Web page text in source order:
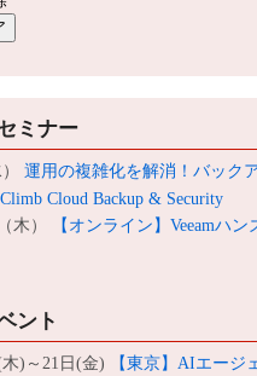
ミナー
運用の複雑化を解消！バック
Cloud Backup & Security
木）
【オンライン】Veeamハ
ント
)～21日(金)
【東京】AIエージ